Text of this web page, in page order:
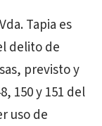
Tapia es
delito de
previsto y
150 y 151 del
uso de